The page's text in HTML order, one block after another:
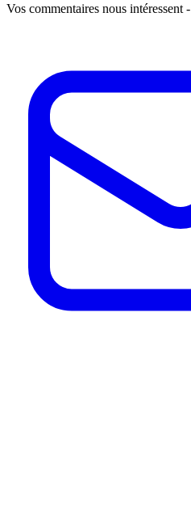
Vos commentaires nous intéressent -